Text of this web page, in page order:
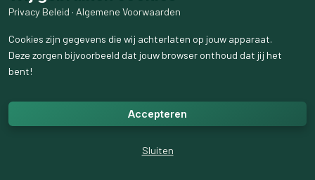
Privacy Beleid · Algemene Voorwaarden
Cookies zijn gegevens die wij achterlaten op jouw apparaat.
Deze zorgen bijvoorbeeld dat jouw browser onthoud dat jij het
bent!
Accepteren
Sluiten